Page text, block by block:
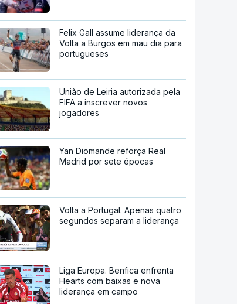
Felix Gall assume liderança da
Volta a Burgos em mau dia para
portugueses
União de Leiria autorizada pela
FIFA a inscrever novos
jogadores
Yan Diomande reforça Real
Madrid por sete épocas
Volta a Portugal. Apenas quatro
segundos separam a liderança
Liga Europa. Benfica enfrenta
Hearts com baixas e nova
liderança em campo